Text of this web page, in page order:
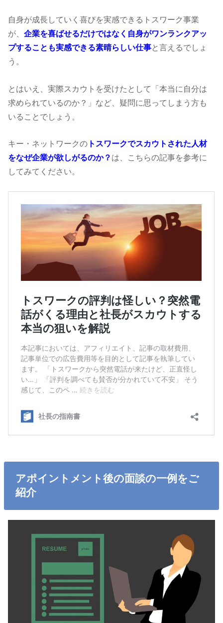
自身が成長していく喜びを実感できるトスワーク事業
が、企業を喜ばせるだけではなく自身がワンランクアッ
プすることも実感できる素晴らしい仕事と言えるでしょ
う。
とはいえ、実際スカウトを受けたとして「本当に自分は
求められているのか？」など、疑問に思ってしまう方も
いることでしょう。
キー・ネットワークの トスワークでスカウトされた人材
をなぜ企業が欲しがるのか？ は、こちらの記事を参考に
してみてください。
アポイントメント後の面談の一例をご
紹介